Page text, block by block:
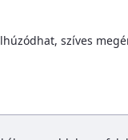
szíves